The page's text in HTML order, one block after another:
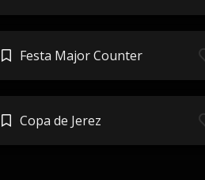
Festa Major Counter
Copa de Jerez